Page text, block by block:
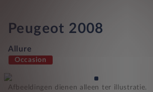
Peugeot 2008
Allure
Occasion
Afbeeldingen dienen alleen ter illustratie.